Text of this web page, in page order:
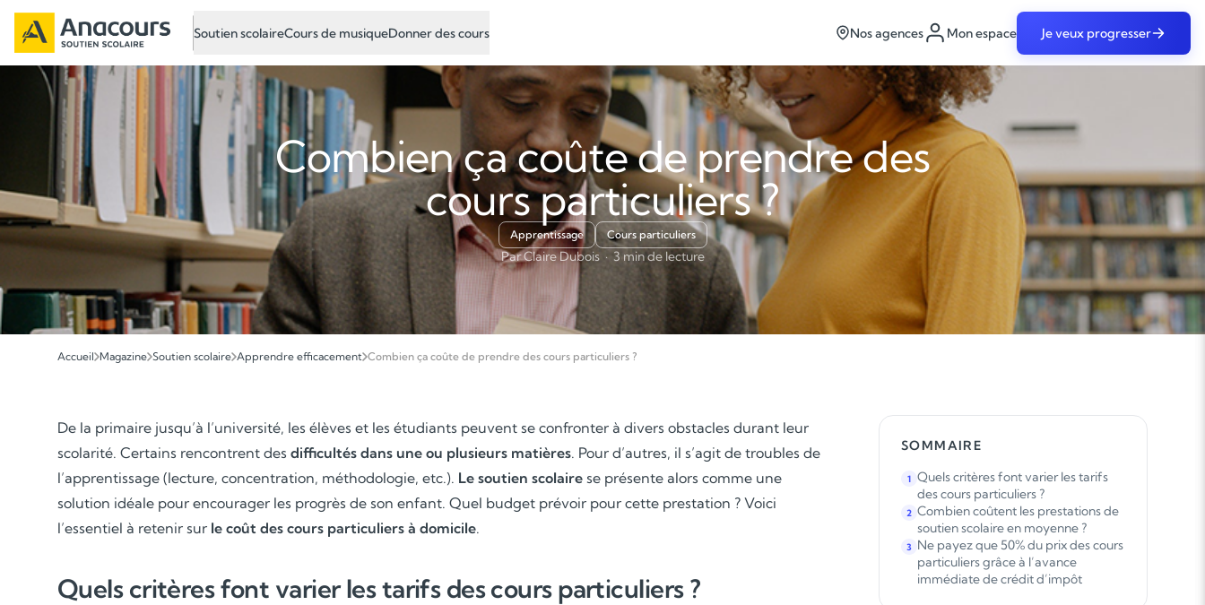
Soutien scolaireCours de musiqueDonner des cours Nos agences Mon espace Je veux progresser
Combien ça coûte de prendre des
cours particuliers ?
Apprentissage Cours particuliers
Par Claire Dubois · 3 min de lecture
Accueil Magazine Soutien scolaire Apprendre efficacement Combien ça coûte de prendre des cours particuliers ?
De la primaire jusqu’à l’université, les élèves et les étudiants peuvent se confronter à divers obstacles durant leur
scolarité. Certains rencontrent des difficultés dans une ou plusieurs matières. Pour d’autres, il s’agit de troubles de
l’apprentissage (lecture, concentration, méthodologie, etc.). Le soutien scolaire se présente alors comme une
solution idéale pour encourager les progrès de son enfant. Quel budget prévoir pour cette prestation ? Voici
l’essentiel à retenir sur le coût des cours particuliers à domicile.
Quels critères font varier les tarifs des cours particuliers ?
SOMMAIRE
1 Quels critères font varier les tarifs
des cours particuliers ?
2 Combien coûtent les prestations de
soutien scolaire en moyenne ?
3 Ne payez que 50% du prix des cours
particuliers grâce à l’avance
immédiate de crédit d’impôt